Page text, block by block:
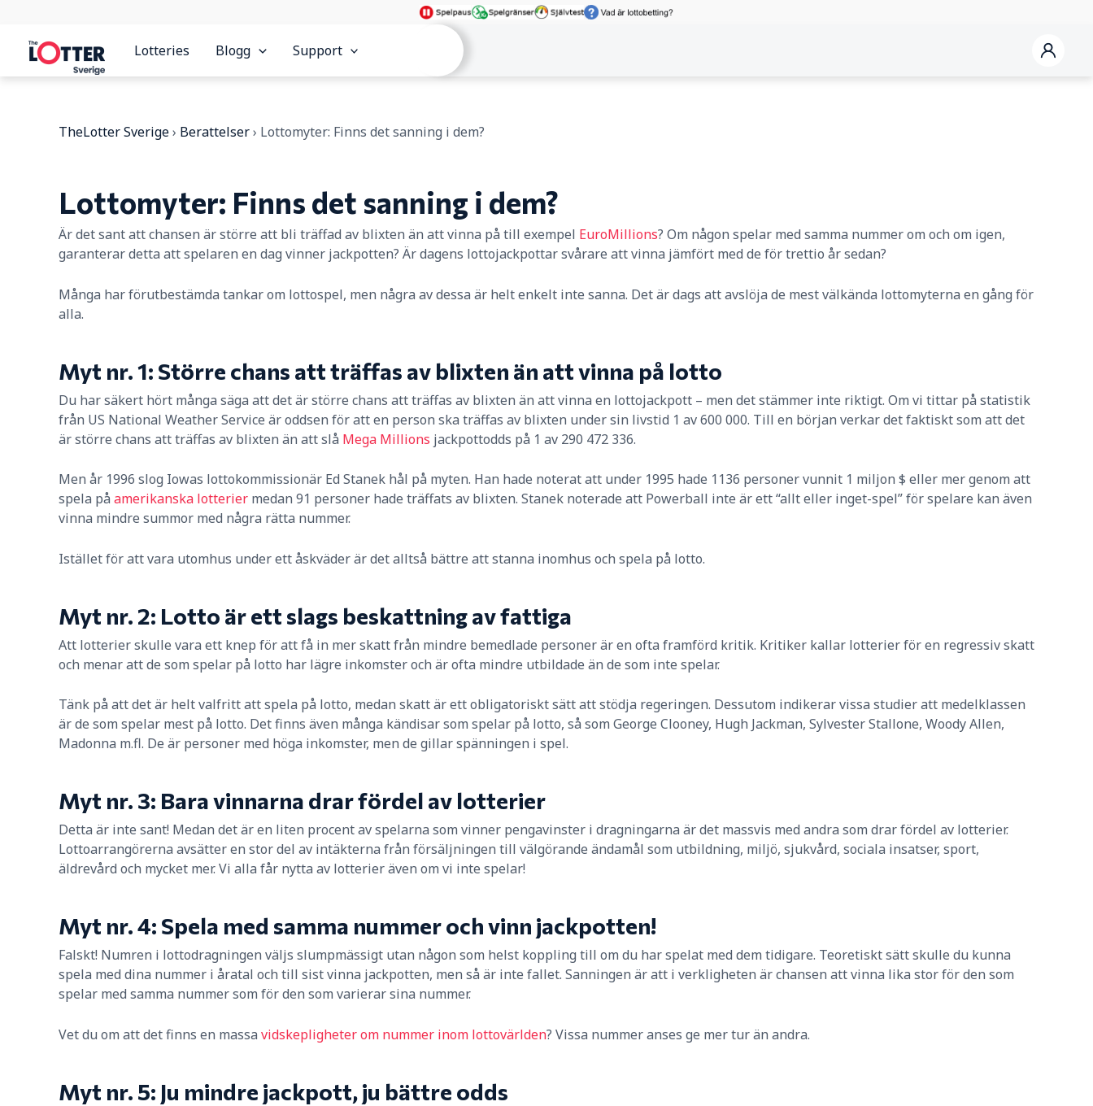
content
Lotteries Blogg Support
TheLotter Sverige› Berattelser› Lottomyter: Finns det sanning i dem?
Lottomyter: Finns det sanning i dem?
Är det sant att chansen är större att bli träffad av blixten än att vinna på till exempel EuroMillions? Om någon spelar med samma nummer om och om igen,
garanterar detta att spelaren en dag vinner jackpotten? Är dagens lottojackpottar svårare att vinna jämfört med de för trettio år sedan?
Många har förutbestämda tankar om lottospel, men några av dessa är helt enkelt inte sanna. Det är dags att avslöja de mest välkända lottomyterna en gång för
alla.
Myt nr. 1: Större chans att träffas av blixten än att vinna på lotto
Du har säkert hört många säga att det är större chans att träffas av blixten än att vinna en lottojackpott – men det stämmer inte riktigt. Om vi tittar på statistik
från US National Weather Service är oddsen för att en person ska träffas av blixten under sin livstid 1 av 600 000. Till en början verkar det faktiskt som att det
är större chans att träffas av blixten än att slå Mega Millions jackpottodds på 1 av 290 472 336.
Men år 1996 slog Iowas lottokommissionär Ed Stanek hål på myten. Han hade noterat att under 1995 hade 1136 personer vunnit 1 miljon $ eller mer genom att
spela på amerikanska lotterier medan 91 personer hade träffats av blixten. Stanek noterade att Powerball inte är ett “allt eller inget-spel” för spelare kan även
vinna mindre summor med några rätta nummer.
Istället för att vara utomhus under ett åskväder är det alltså bättre att stanna inomhus och spela på lotto.
Myt nr. 2: Lotto är ett slags beskattning av fattiga
Att lotterier skulle vara ett knep för att få in mer skatt från mindre bemedlade personer är en ofta framförd kritik. Kritiker kallar lotterier för en regressiv skatt
och menar att de som spelar på lotto har lägre inkomster och är ofta mindre utbildade än de som inte spelar.
Tänk på att det är helt valfritt att spela på lotto, medan skatt är ett obligatoriskt sätt att stödja regeringen. Dessutom indikerar vissa studier att medelklassen
är de som spelar mest på lotto. Det finns även många kändisar som spelar på lotto, så som George Clooney, Hugh Jackman, Sylvester Stallone, Woody Allen,
Madonna m.fl. De är personer med höga inkomster, men de gillar spänningen i spel.
Myt nr. 3: Bara vinnarna drar fördel av lotterier
Detta är inte sant! Medan det är en liten procent av spelarna som vinner pengavinster i dragningarna är det massvis med andra som drar fördel av lotterier.
Lottoarrangörerna avsätter en stor del av intäkterna från försäljningen till välgörande ändamål som utbildning, miljö, sjukvård, sociala insatser, sport,
äldrevård och mycket mer. Vi alla får nytta av lotterier även om vi inte spelar!
Myt nr. 4: Spela med samma nummer och vinn jackpotten!
Falskt! Numren i lottodragningen väljs slumpmässigt utan någon som helst koppling till om du har spelat med dem tidigare. Teoretiskt sätt skulle du kunna
spela med dina nummer i åratal och till sist vinna jackpotten, men så är inte fallet. Sanningen är att i verkligheten är chansen att vinna lika stor för den som
spelar med samma nummer som för den som varierar sina nummer.
Vet du om att det finns en massa vidskepligheter om nummer inom lottovärlden? Vissa nummer anses ge mer tur än andra.
Myt nr. 5: Ju mindre jackpott, ju bättre odds